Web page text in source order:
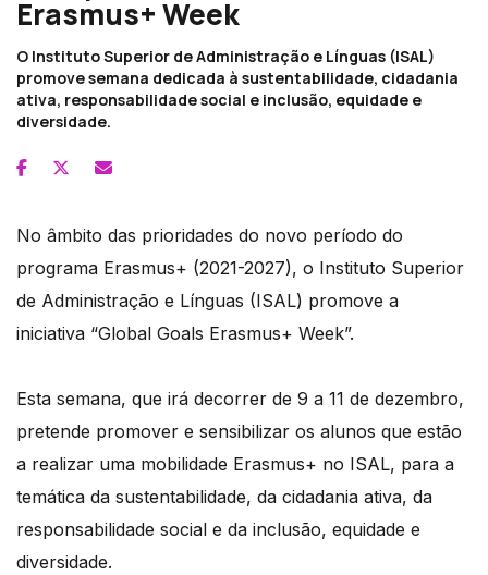
Erasmus+ Week
O Instituto Superior de Administração e Línguas (ISAL)
promove semana dedicada à sustentabilidade, cidadania
ativa, responsabilidade social e inclusão, equidade e
diversidade.
No âmbito das prioridades do novo período do
programa Erasmus+ (2021-2027), o Instituto Superior
de Administração e Línguas (ISAL) promove a
iniciativa “Global Goals Erasmus+ Week”.
Esta semana, que irá decorrer de 9 a 11 de dezembro,
pretende promover e sensibilizar os alunos que estão
a realizar uma mobilidade Erasmus+ no ISAL, para a
temática da sustentabilidade, da cidadania ativa, da
responsabilidade social e da inclusão, equidade e
diversidade.